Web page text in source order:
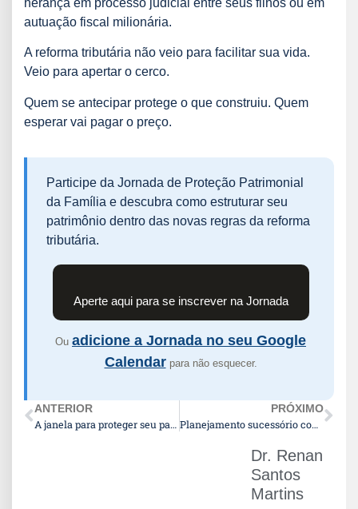
autuação fiscal milionária.
A reforma tributária não veio para facilitar sua vida.
Veio para apertar o cerco.
Quem se antecipar protege o que construiu. Quem
esperar vai pagar o preço.
Participe da Jornada de Proteção Patrimonial
da Família e descubra como estruturar seu
patrimônio dentro das novas regras da reforma
tributária.
Aperte aqui para se inscrever na Jornada
Ou adicione a Jornada no seu Google
Calendarpara não esquecer.
ANTERIOR
A janela para proteger seu patrimônio está se fechando em 2026
PRÓXIMO
Planejamento sucessório completo vai muito além do testamento
Dr. Renan
Santos
Martins